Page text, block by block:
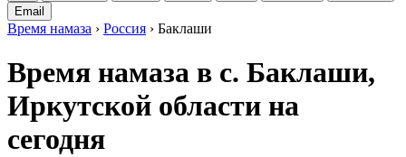
Email
Время намаза › Россия › Баклаши
Время намаза в с. Баклаши,
Иркутской области на
сегодня